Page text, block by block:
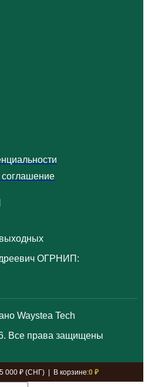
соглашение
ОГРНИП:
Waystea Tech
Все права защищены
000 ₽ (СНГ) | В корзине:0 ₽